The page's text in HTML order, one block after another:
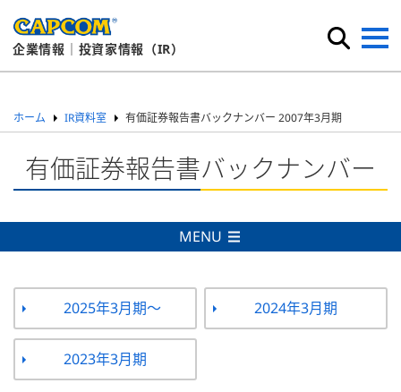
企業情報｜投資家情報（IR）
ホーム IR資料室 有価証券報告書バックナンバー 2007年3月期
有価証券報告書バックナンバー
MENU
2025年3月期～ 2024年3月期
2023年3月期